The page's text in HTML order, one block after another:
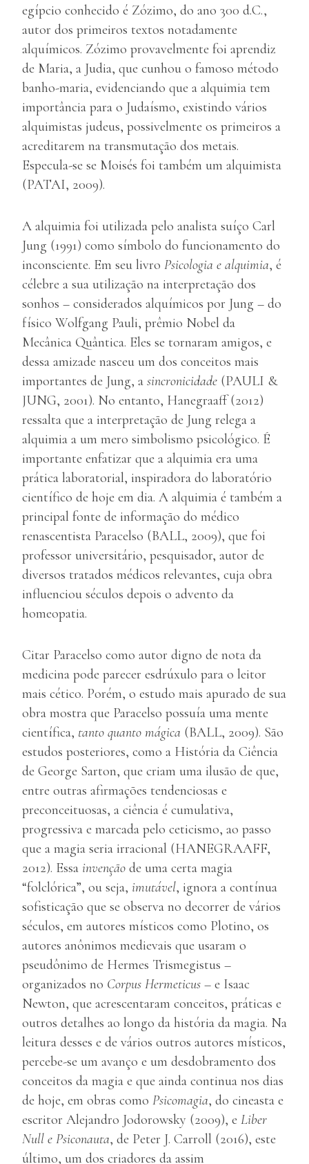
egípcio conhecido é Zózimo, do ano 300 d.C.,
autor dos primeiros textos notadamente
alquímicos. Zózimo provavelmente foi aprendiz
de Maria, a Judia, que cunhou o famoso método
banho-maria, evidenciando que a alquimia tem
importância para o Judaísmo, existindo vários
alquimistas judeus, possivelmente os primeiros a
acreditarem na transmutação dos metais.
Especula-se se Moisés foi também um alquimista
(PATAI, 2009).
A alquimia foi utilizada pelo analista suíço Carl
Jung (1991) como símbolo do funcionamento do
inconsciente. Em seu livro Psicologia e alquimia, é
célebre a sua utilização na interpretação dos
sonhos – considerados alquímicos por Jung – do
físico Wolfgang Pauli, prêmio Nobel da
Mecânica Quântica. Eles se tornaram amigos, e
dessa amizade nasceu um dos conceitos mais
importantes de Jung, a sincronicidade (PAULI &
JUNG, 2001). No entanto, Hanegraaff (2012)
ressalta que a interpretação de Jung relega a
alquimia a um mero simbolismo psicológico. É
importante enfatizar que a alquimia era uma
prática laboratorial, inspiradora do laboratório
científico de hoje em dia. A alquimia é também a
principal fonte de informação do médico
renascentista Paracelso (BALL, 2009), que foi
professor universitário, pesquisador, autor de
diversos tratados médicos relevantes, cuja obra
influenciou séculos depois o advento da
homeopatia.
Citar Paracelso como autor digno de nota da
medicina pode parecer esdrúxulo para o leitor
mais cético. Porém, o estudo mais apurado de sua
obra mostra que Paracelso possuía uma mente
científica, tanto quanto mágica (BALL, 2009). São
estudos posteriores, como a História da Ciência
de George Sarton, que criam uma ilusão de que,
entre outras afirmações tendenciosas e
preconceituosas, a ciência é cumulativa,
progressiva e marcada pelo ceticismo, ao passo
que a magia seria irracional (HANEGRAAFF,
2012). Essa invenção de uma certa magia
“folclórica”, ou seja, imutável, ignora a contínua
sofisticação que se observa no decorrer de vários
séculos, em autores místicos como Plotino, os
autores anônimos medievais que usaram o
pseudônimo de Hermes Trismegistus –
organizados no Corpus Hermeticus – e Isaac
Newton, que acrescentaram conceitos, práticas e
outros detalhes ao longo da história da magia. Na
leitura desses e de vários outros autores místicos,
percebe-se um avanço e um desdobramento dos
conceitos da magia e que ainda continua nos dias
de hoje, em obras como Psicomagia, do cineasta e
escritor Alejandro Jodorowsky (2009), e Liber
Null e Psiconauta, de Peter J. Carroll (2016), este
último, um dos criadores da assim